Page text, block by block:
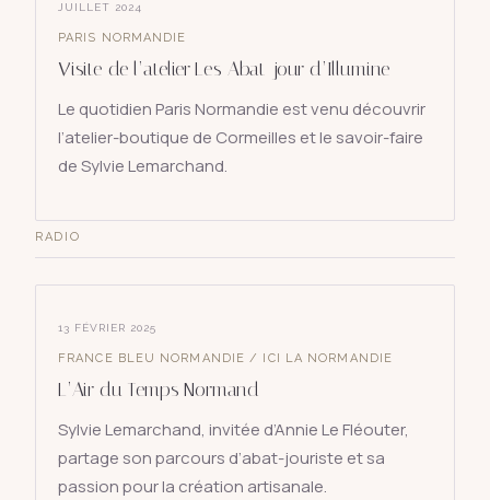
JUILLET 2024
PARIS NORMANDIE
Visite de l’atelier Les Abat-jour d’Illumine
Le quotidien Paris Normandie est venu découvrir
l’atelier-boutique de Cormeilles et le savoir-faire
de Sylvie Lemarchand.
RADIO
13 FÉVRIER 2025
FRANCE BLEU NORMANDIE / ICI LA NORMANDIE
L’Air du Temps Normand
Sylvie Lemarchand, invitée d’Annie Le Fléouter,
partage son parcours d’abat-jouriste et sa
passion pour la création artisanale.